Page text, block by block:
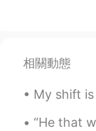
First ,
was
今天
相關動態
My shift is almost over.
“He that would live in